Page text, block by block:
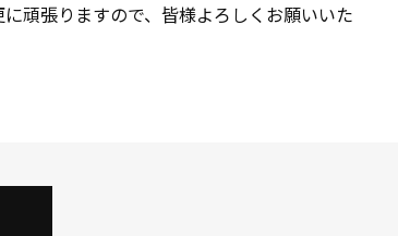
頑張りますので、皆様よろしくお願いいた